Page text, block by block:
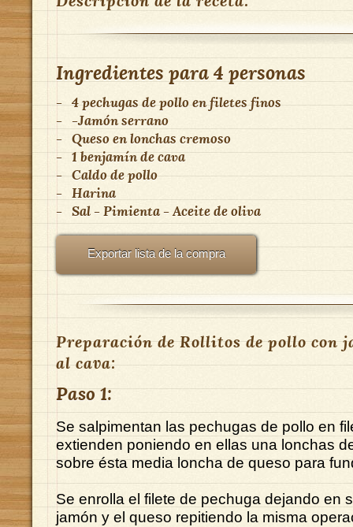
Ingredientes para4 personas
- 4 pechugas de pollo en filetes finos
- -Jamón serrano
- Queso en lonchas cremoso
- 1 benjamín de cava
- Caldo de pollo
- Harina
- Sal - Pimienta - Aceite de oliva
Exportar lista de la compra
Preparación de Rollitos de pollo con
al cava:
Paso 1:
Se salpimentan las pechugas de pollo en
extienden poniendo en ellas una lonchas
sobre ésta media loncha de queso para
Se enrolla el filete de pechuga dejando en
jamón y el queso repitiendo la misma